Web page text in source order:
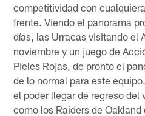
competitividad con
frente. Viendo el panorama
días, las Urracas visitando el
noviembre y un juego de
Pieles Rojas, de pronto el
de lo normal para este
el poder llegar de regreso del
como los Raiders de